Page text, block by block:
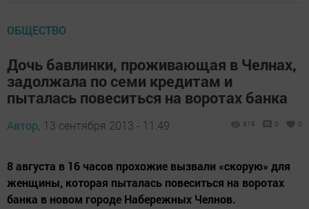
ОБЩЕСТВО
Дочь бавлинки, проживающая в Челнах,
задолжала по семи кредитам и
пыталась повеситься на воротах банка
Автор, 13 сентября 2013 - 11:49 819 0 0
8 августа в 16 часов прохожие вызвали «скорую» для
женщины, которая пыталась повеситься на воротах
банка в новом городе Набережных Челнов.